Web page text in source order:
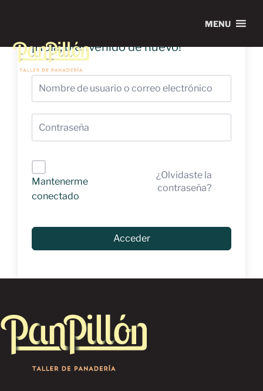
MENU
¡Hola, bienvenido de nuevo!
Mantenerme
conectado
¿Olvidaste la
contraseña?
Acceder